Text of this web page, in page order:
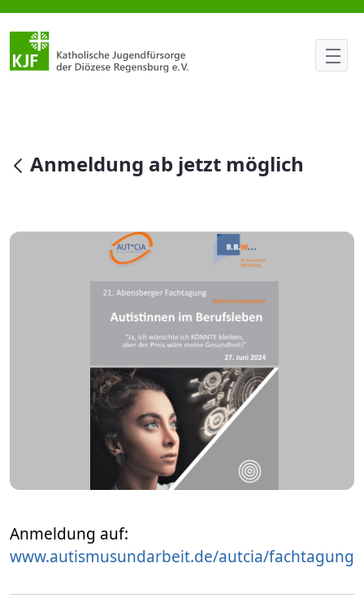
Anmeldung ab jetzt möglich
null
Anmeldung ab jetzt möglich
Anmeldung auf:
www.autismusundarbeit.de/autcia/fachtagung